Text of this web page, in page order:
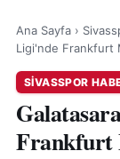
Ana Sayfa ›
Ligi'nde Frankfurt
SIVASSPOR
Frankfurt